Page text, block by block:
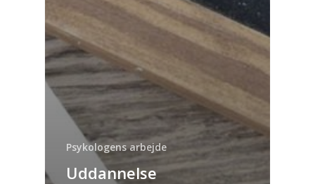
Psykologens arbejde
Uddannelse